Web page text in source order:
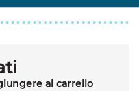
al carrello